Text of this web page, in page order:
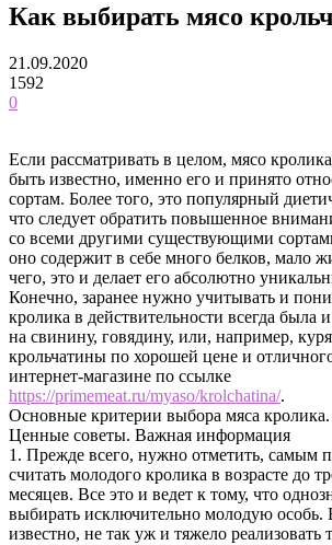
Как выбирать мясо
21.09.2020
1592
0
Если рассматривать в целом, мясо
быть известно, именно его и принято
сортам. Более того, это популярный
что следует обратить повышенное
со всеми другими существующими
оно содержит в себе много белков, мало
чего, это и делает его абсолютно
Конечно, заранее нужно учитывать и
кролика в действительности всегда была
на свинину, говядину, или, например,
крольчатины по хорошей цене и
интернет-магазине по ссылке
https://primemeat.ru/myaso/krolchatina/.
Основные критерии выбора мяса
Ценные советы. Важная информация
1. Прежде всего, нужно отметить, самым
считать молодого кролика в возрасте до
месяцев. Все это и ведет к тому, что
выбирать исключительно молодую
известно, не так уж и тяжело реализовать